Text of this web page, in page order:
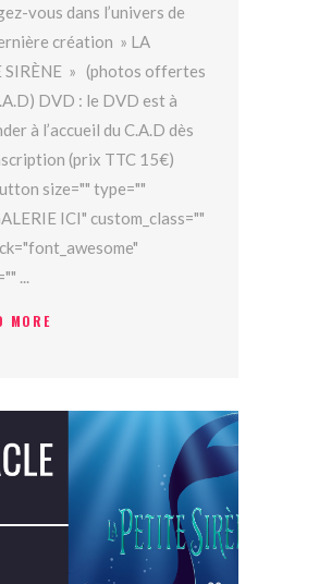
vous dans l’univers de
création » LA
SIRÈNE » (photos offertes
DVD : le DVD est à
à l’accueil du C.A.D dès
(prix TTC 15€)
size="" type=""
ICI" custom_class=""
MORE